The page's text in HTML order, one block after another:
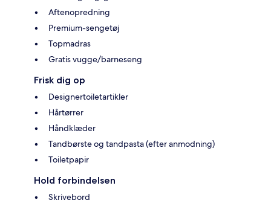
Aftenopredning
Premium-sengetøj
Topmadras
Gratis vugge/barneseng
Frisk dig op
Designertoiletartikler
Hårtørrer
Håndklæder
Tandbørste og tandpasta (efter anmodning)
Toiletpapir
Hold forbindelsen
Skrivebord